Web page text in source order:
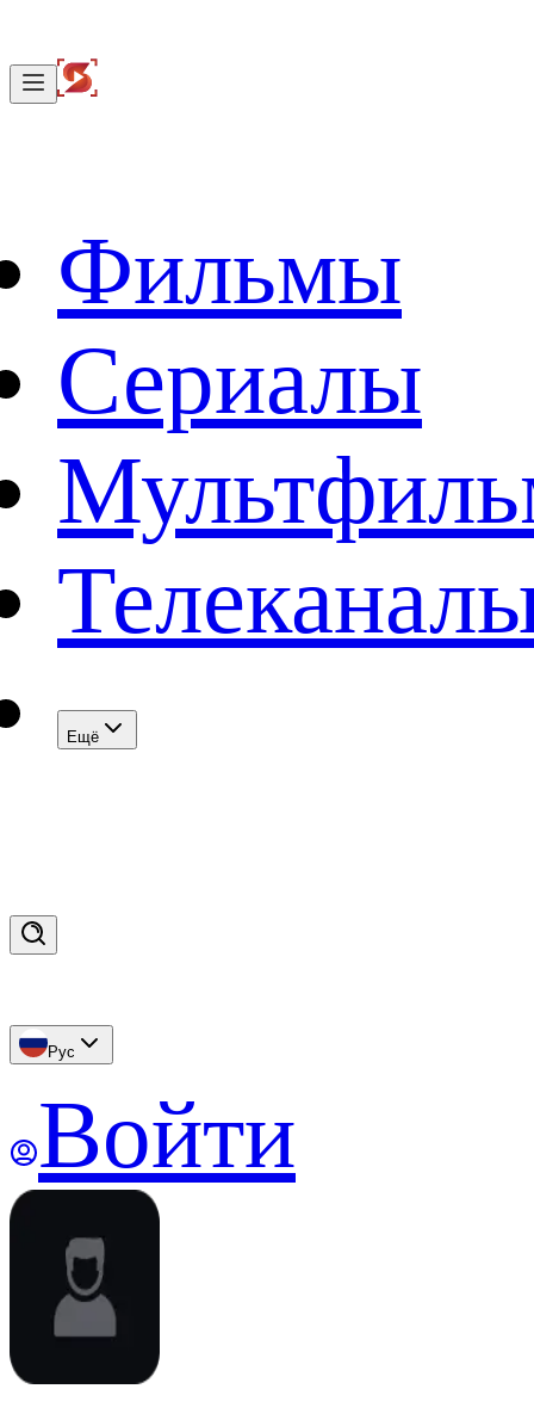
Фильмы
Сериалы
Eщё
Рус
Войти